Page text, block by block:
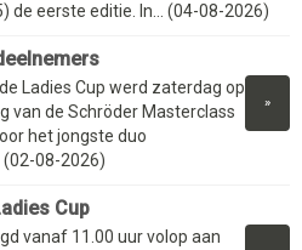
de eerste editie. In... (04-08-2026)
»
Ladies Cup werd zaterdag op
van de Schröder Masterclass
het jongste duo
08-2026)
Cup
vanaf 11.00 uur volop aan